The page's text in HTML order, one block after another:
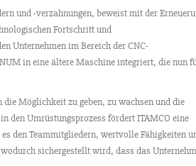
und -verzahnungen, beweist mit der
Fortschritt und
Unternehmen im Bereich der CNC-
in eine ältere Maschine integriert, die nun
Möglichkeit zu geben, zu wachsen und die
den Umrüstungsprozess fördert ITAMCO eine
den Teammitgliedern, wertvolle Fähigkeiten
sichergestellt wird, dass das